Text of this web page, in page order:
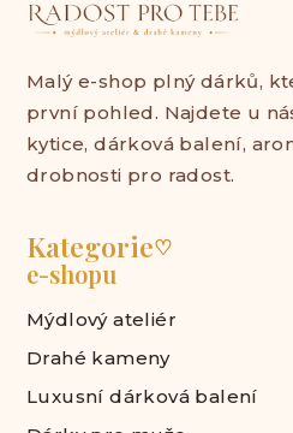
Malý e-shop plný dárků,
první pohled. Najdete u
kytice, dárková balení,
drobnosti pro radost.
Kategorie♡
e-shopu
Mýdlový ateliér
Drahé kameny
Luxusní dárková balení